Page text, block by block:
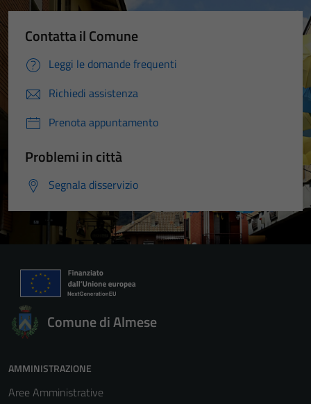
Contatta il Comune
Leggi le domande frequenti
Richiedi assistenza
Prenota appuntamento
Problemi in città
Segnala disservizio
Comune di Almese
AMMINISTRAZIONE
Aree Amministrative